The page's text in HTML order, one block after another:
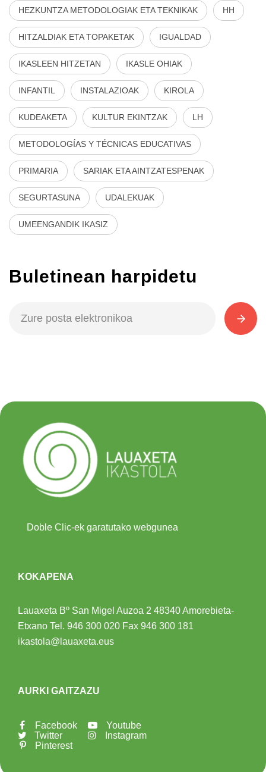
HEZKUNTZA METODOLOGIAK ETA TEKNIKAK HH
HITZALDIAK ETA TOPAKETAK IGUALDAD
IKASLEEN HITZETAN IKASLE OHIAK
INFANTIL INSTALAZIOAK KIROLA
KUDEAKETA KULTUR EKINTZAK LH
METODOLOGÍAS Y TÉCNICAS EDUCATIVAS
PRIMARIA SARIAK ETA AINTZATESPENAK
SEGURTASUNA UDALEKUAK
UMEENGANDIK IKASIZ
Buletinean harpidetu
Doble Clic-ek garatutako webgunea
KOKAPENA
Lauaxeta Bº San Migel Auzoa 2 48340 Amorebieta-
Etxano Tel. 946 300 020 Fax 946 300 181
ikastola@lauaxeta.eus
AURKI GAITZAZU
Facebook
Twitter
Pinterest
Youtube
Instagram